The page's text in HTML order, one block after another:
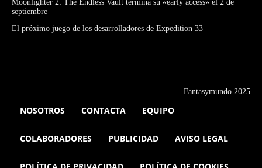
Moonlighter 2: The Endless Vault termina su «early access» el 2 de
septiembre
El próximo juego de los desarrolladores de Expedition 33
Fantasymundo 2025
NOSOTROS CONTACTA EQUIPO
COLABORADORES PUBLICIDAD AVISO LEGAL